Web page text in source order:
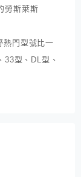
勞斯萊斯
熱門型號比一
型、DL型、